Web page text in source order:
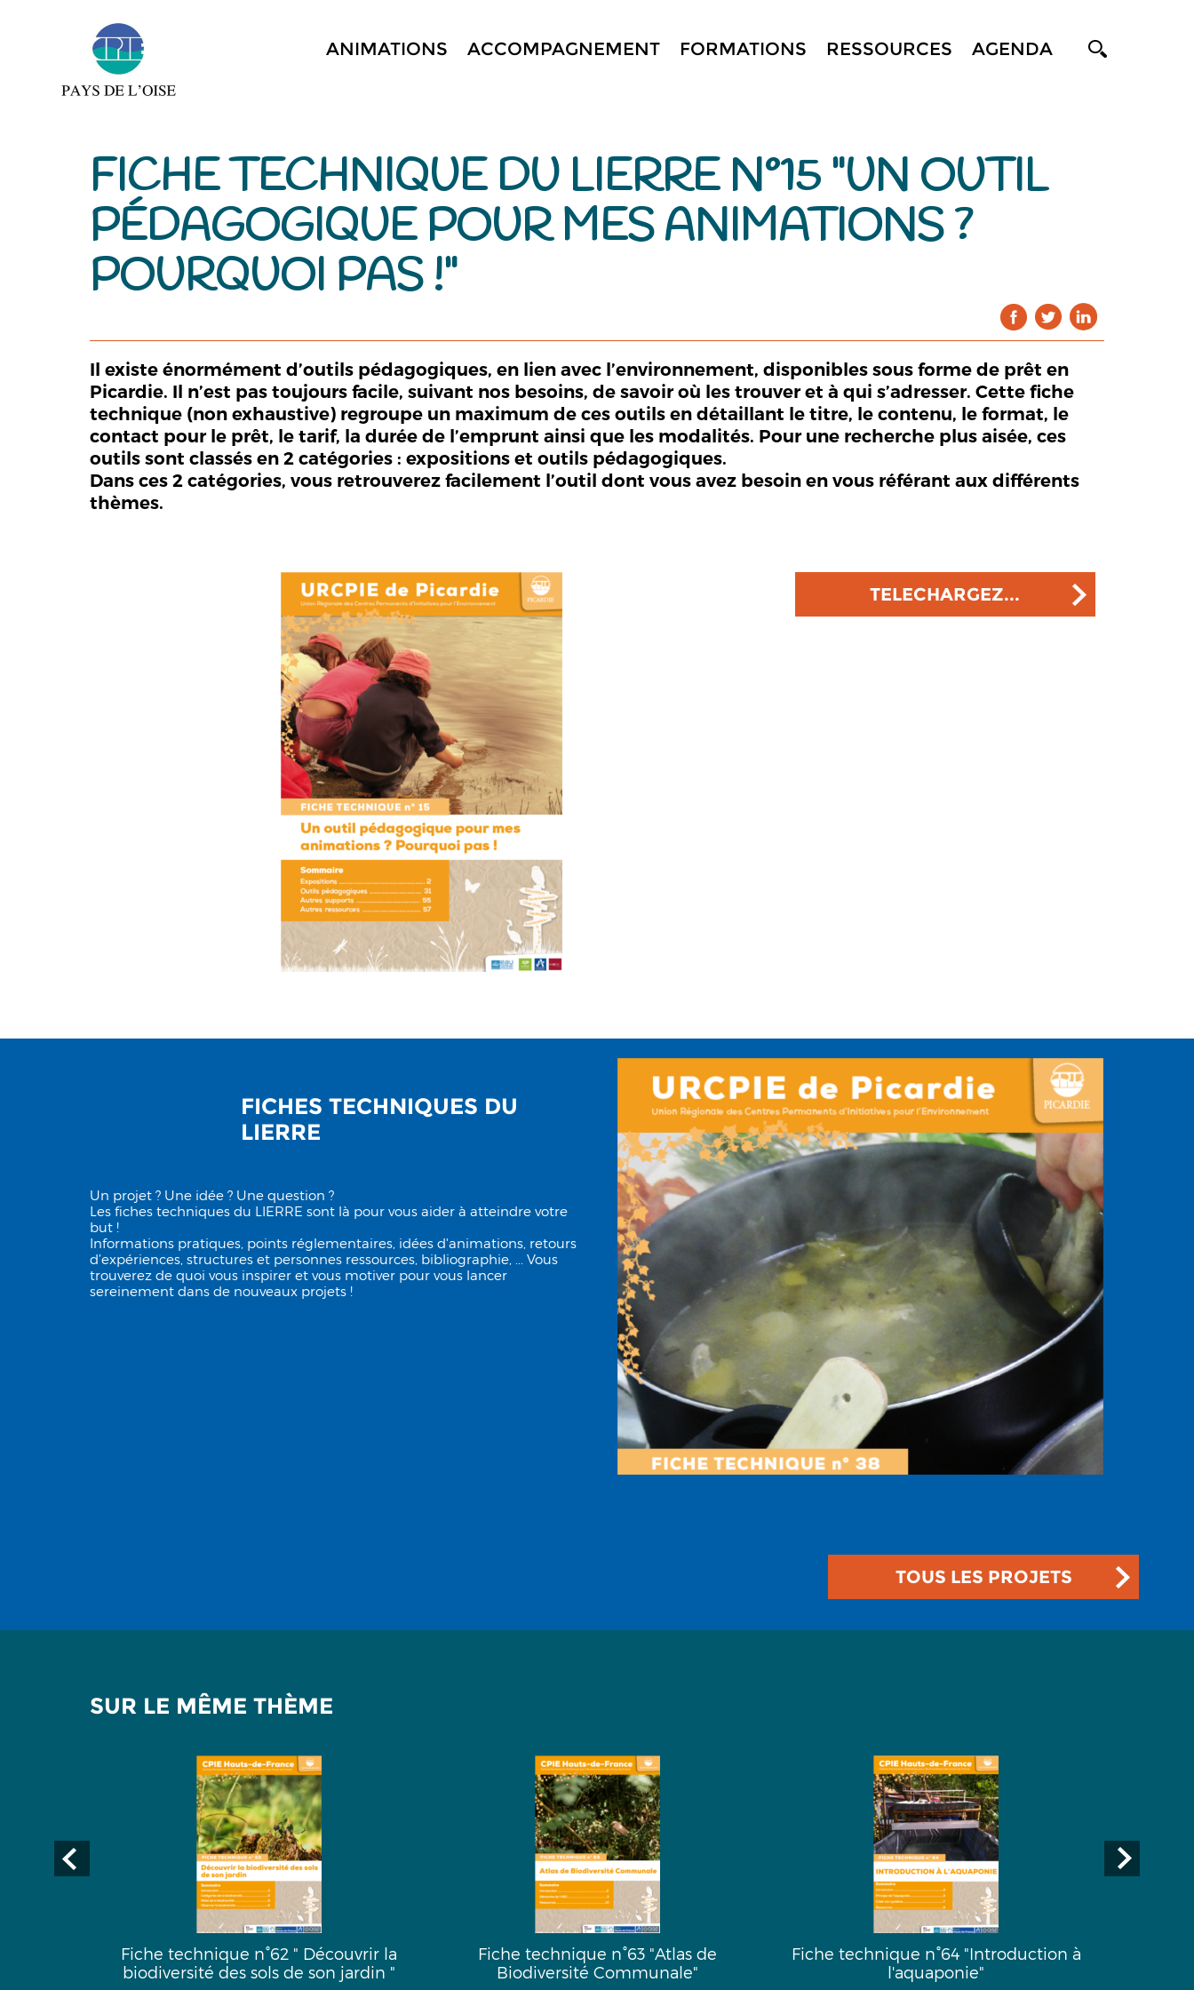
ANIMATIONS ACCOMPAGNEMENT FORMATIONS RESSOURCES AGENDA
FICHE TECHNIQUE DU LIERRE N°15 "UN OUTIL
PÉDAGOGIQUE POUR MES ANIMATIONS ?
POURQUOI PAS !"
Il existe énormément d’outils pédagogiques, en lien avec l’environnement, disponibles sous forme de prêt en
Picardie. Il n’est pas toujours facile, suivant nos besoins, de savoir où les trouver et à qui s’adresser. Cette fiche
technique (non exhaustive) regroupe un maximum de ces outils en détaillant le titre, le contenu, le format, le
contact pour le prêt, le tarif, la durée de l’emprunt ainsi que les modalités. Pour une recherche plus aisée, ces
outils sont classés en 2 catégories : expositions et outils pédagogiques.
Dans ces 2 catégories, vous retrouverez facilement l’outil dont vous avez besoin en vous référant aux différents
thèmes.
TELECHARGEZ...
FICHES TECHNIQUES DU
LIERRE
Un projet ? Une idée ? Une question ?
Les fiches techniques du LIERRE sont là pour vous aider à atteindre votre
but !
Informations pratiques, points réglementaires, idées d'animations, retours
d’expériences, structures et personnes ressources, bibliographie, ... Vous
trouverez de quoi vous inspirer et vous motiver pour vous lancer
sereinement dans de nouveaux projets !
TOUS LES PROJETS
SUR LE MÊME THÈME
Fiche technique n°62 " Découvrir la
biodiversité des sols de son jardin "
Fiche technique n°63 "Atlas de
Biodiversité Communale"
Fiche technique n°64 "Introduction à
l'aquaponie"